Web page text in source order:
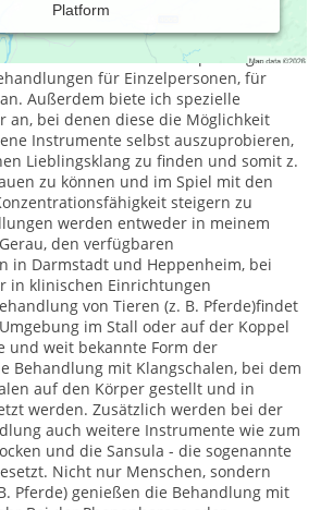
Platform
Entspannungsbehandlungen in
Formen, bei denen Klanginstrumente
und auf oder an dem Körper angestellt
für Einzelpersonen, für
Außerdem biete ich spezielle
an, bei denen diese die Möglichkeit
Instrumente selbst auszuprobieren,
Lieblingsklang zu finden und somit z.
zu können und im Spiel mit den
steigern zu
werden entweder in meinem
den verfügbaren
in Darmstadt und Heppenheim, bei
in klinischen Einrichtungen
von Tieren (z. B. Pferde)findet
im Stall oder auf der Koppel
und weit bekannte Form der
Behandlung mit Klangschalen, bei dem
auf den Körper gestellt und in
werden. Zusätzlich werden bei der
auch weitere Instrumente wie zum
und die Sansula - die sogenannte
Nicht nur Menschen, sondern
Pferde) genießen die Behandlung mit